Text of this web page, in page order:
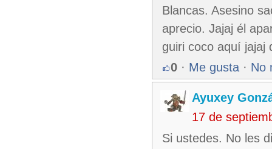
Blancas. Asesino
aprecio. Jajaj él
guiri coco aquí jajaj
0 · Me gusta · No
Ayuxey
17 de
Si ustedes. No les